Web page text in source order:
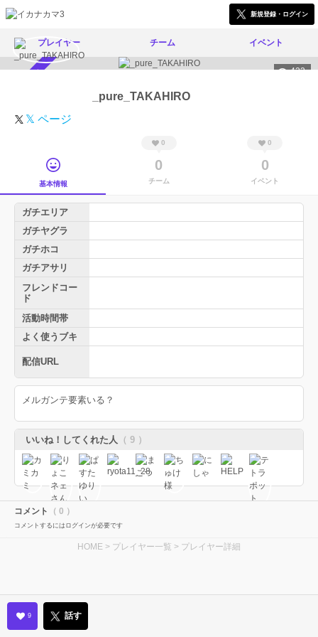
新規登録・ログイン
プレイヤー チーム イベント
422
_pure_TAKAHIRO
𝕏 ページ
基本情報
0
0
チーム
0
0
イベント
ガチエリア
ガチヤグラ
ガチホコ
ガチアサリ
フレンドコー
ド
活動時間帯
よく使うブキ
配信URL
メルガンテ要素いる？
いいね！してくれた人 （ 9 ）
コメント （ 0 ）
コメントするにはログインが必要です
HOME > プレイヤー一覧 > プレイヤー詳細
9 話す